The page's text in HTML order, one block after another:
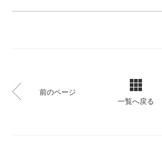
前のページ
一覧へ戻る